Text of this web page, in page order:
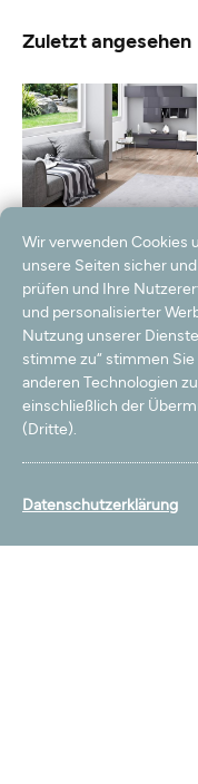
Zuletzt angesehen
Wir verwenden Cookies
unsere Seiten sicher
prüfen und Ihre
und personalisierter
Nutzung unserer
stimme zu“ stimmen
anderen Technologien
einschließlich der
(Dritte).
Datenschutzerklärung